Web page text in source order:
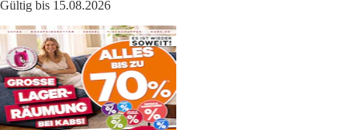
Gültig bis 15.08.2026